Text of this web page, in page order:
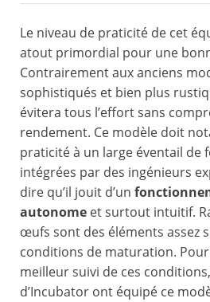
Le niveau de praticité de cet
atout primordial pour une
Contrairement aux anciens
sophistiqués et bien plus
évitera tous l’effort sans
rendement. Ce modèle doit
praticité à un large éventail de
intégrées par des ingénieurs
dire qu’il jouit d’un
autonome et surtout intuitif.
œufs sont des éléments assez
conditions de maturation. Pour
meilleur suivi de ces
d’Incubator ont équipé ce